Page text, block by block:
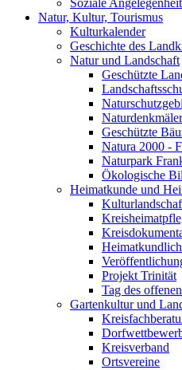
Soziale
Natur, Kultur, Tourismus
Kulturkalender
Geschichte des
Natur und Landschaft
Geschützte
Naturdenkmäler
Geschützte
Natura 2000 -
Naturpark
Ökologische
Heimatkunde und
Projekt Trinität
Tag des
Gartenkultur und
Kreisverband
Ortsvereine